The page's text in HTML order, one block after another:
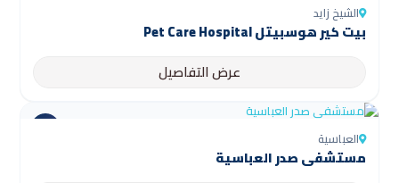
الشيخ زايد
بيت كير هوسبيتل Pet Care Hospital
عرض التفاصيل
العباسية
مستشفى صدر العباسية